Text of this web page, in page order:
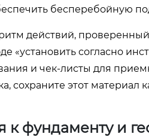
бесперебойную
действий,
согласно
и чек-листы для
сохраните этот материал
к фундаменту и